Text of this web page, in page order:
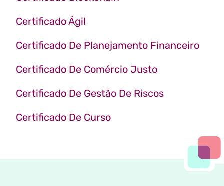
Certificado Ágil
Certificado De Planejamento Financeiro
Certificado De Comércio Justo
Certificado De Gestão De Riscos
Certificado De Curso